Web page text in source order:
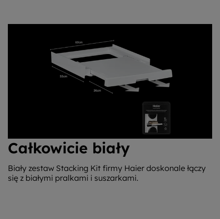
Całkowicie biały
Biały zestaw Stacking Kit firmy Haier doskonale łączy
się z białymi pralkami i suszarkami.